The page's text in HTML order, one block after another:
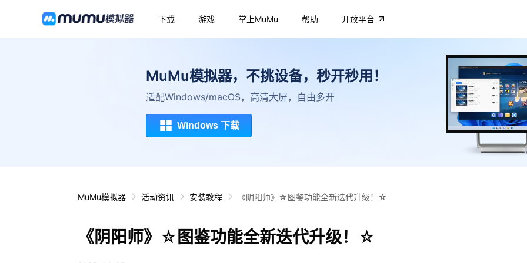
下载 游戏 掌上MuMu 帮助 开放平台
MuMu模拟器，不挑设备，秒开秒用！
适配Windows/macOS，高清大屏，自由多开
Windows 下载
MuMu模拟器 活动资讯 安装教程 《阴阳师》☆图鉴功能全新迭代升级！☆
《阴阳师》☆图鉴功能全新迭代升级！☆